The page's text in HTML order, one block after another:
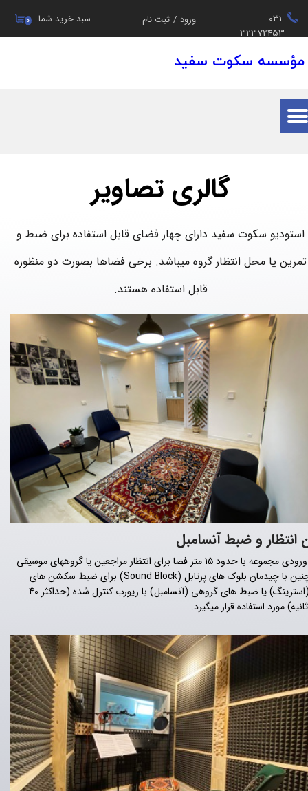
031-
32372453
۰ سبد خرید شما ورود / ثبت نام
حساب کاربری من
تغییر گذر واژه
سفارشات
خروج از حساب کاربری
مؤسسه سکوت سفید
گالری تصاویر
استودیو سکوت سفید دارای چهار فضای قابل استفاده برای ضبط و
تمرین یا محل انتظار گروه میباشد. برخی فضاها بصورت دو منظوره
قابل استفاده هستند.
انتظار و ضبط آنسامبل
سالن ورودی مجموعه با حدود 15 متر فضا برای انتظار مراجعین یا گروههای موسیقی
و همچنین با چیدمان بلوک های پرتابل (Sound Block) برای ضبط سکشن های
زهی (استرینگ) یا ضبط های گروهی (آنسامبل) با ریورب کنترل شده (حداکثر 40
مورد استفاده قرار میگیرد.